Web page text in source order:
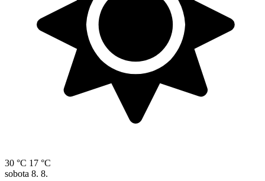
30 °C 17 °C
sobota 8. 8.